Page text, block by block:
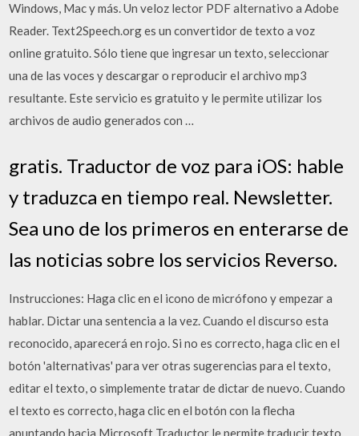
Windows, Mac y más. Un veloz lector PDF alternativo a Adobe
Reader. Text2Speech.org es un convertidor de texto a voz
online gratuito. Sólo tiene que ingresar un texto, seleccionar
una de las voces y descargar o reproducir el archivo mp3
resultante. Este servicio es gratuito y le permite utilizar los
archivos de audio generados con …
gratis. Traductor de voz para iOS: hable
y traduzca en tiempo real. Newsletter.
Sea uno de los primeros en enterarse de
las noticias sobre los servicios Reverso.
Instrucciones: Haga clic en el icono de micrófono y empezar a
hablar. Dictar una sentencia a la vez. Cuando el discurso esta
reconocido, aparecerá en rojo. Si no es correcto, haga clic en el
botón 'alternativas' para ver otras sugerencias para el texto,
editar el texto, o simplemente tratar de dictar de nuevo. Cuando
el texto es correcto, haga clic en el botón con la flecha
apuntando hacia Microsoft Traductor le permite traducir texto